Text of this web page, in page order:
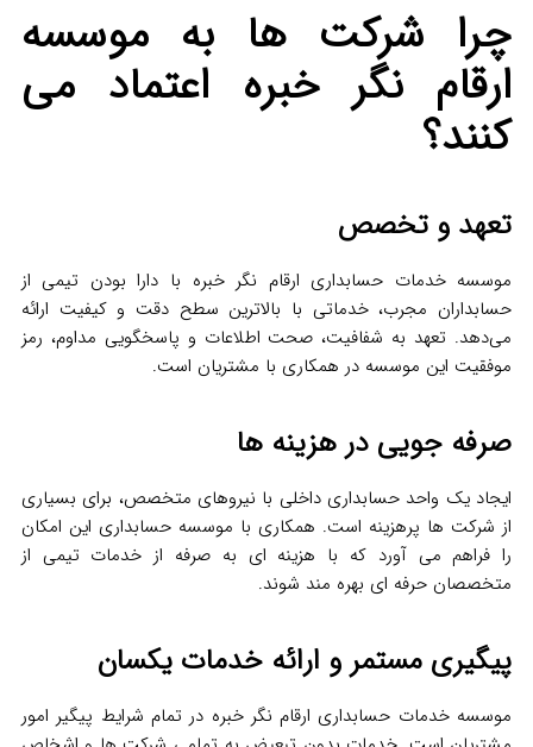
چرا شرکت‌ ها به موسسه
ارقام نگر خبره اعتماد می
کنند؟
تعهد و تخصص
موسسه خدمات حسابداری ارقام نگر خبره با دارا بودن تیمی از
حسابداران مجرب، خدماتی با بالاترین سطح دقت و کیفیت ارائه
می‌دهد. تعهد به شفافیت، صحت اطلاعات و پاسخگویی مداوم، رمز
موفقیت این موسسه در همکاری با مشتریان است.
صرفه‌ جویی در هزینه‌ ها
ایجاد یک واحد حسابداری داخلی با نیروهای متخصص، برای بسیاری
از شرکت‌ ها پرهزینه است. همکاری با موسسه حسابداری این امکان
را فراهم می آورد که با هزینه‌ ای به‌ صرفه از خدمات تیمی از
متخصصان حرفه‌ ای بهره‌ مند شوند.
پیگیری مستمر و ارائه خدمات یکسان
موسسه خدمات حسابداری ارقام نگر خبره در تمام شرایط پیگیر امور